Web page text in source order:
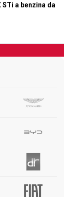
STi a benzina da